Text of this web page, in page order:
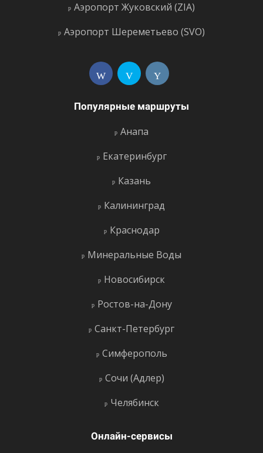
Аэропорт Жуковский (ZIA)
Аэропорт Шереметьево (SVO)
Популярные маршруты
Анапа
Екатеринбург
Казань
Калининград
Краснодар
Минеральные Воды
Новосибирск
Ростов-на-Дону
Санкт-Петербург
Симферополь
Сочи (Адлер)
Челябинск
Онлайн-сервисы